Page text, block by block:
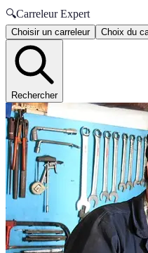
🔍Carreleur Expert
Choisir un carreleur Choix du
Rechercher